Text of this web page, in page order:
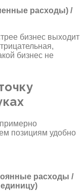
расходы) /
бизнес выходит
бизнес не
позициям удобно
расходы /